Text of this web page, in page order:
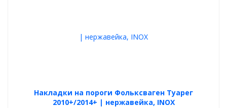
Накладки на пороги Фольксваген Туарег
2010+/2014+ | нержавейка, INOX